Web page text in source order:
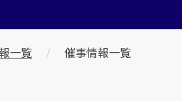
一覧 催事情報一覧